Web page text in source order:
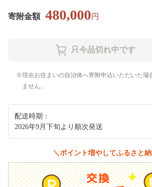
寄附金額 480,000円
現在お住まいの自治体へ寄附申込いただいた場
ません。
配送時期：
2026年9月下旬より順次発送
＼ポイント増やしてふるさと